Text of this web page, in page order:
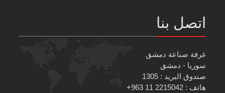
اتصل بنا
غرفة صناعة دمشق
سوريا - دمشق
صندوق البريد : 1305
هاتف : 2215042 11 963+